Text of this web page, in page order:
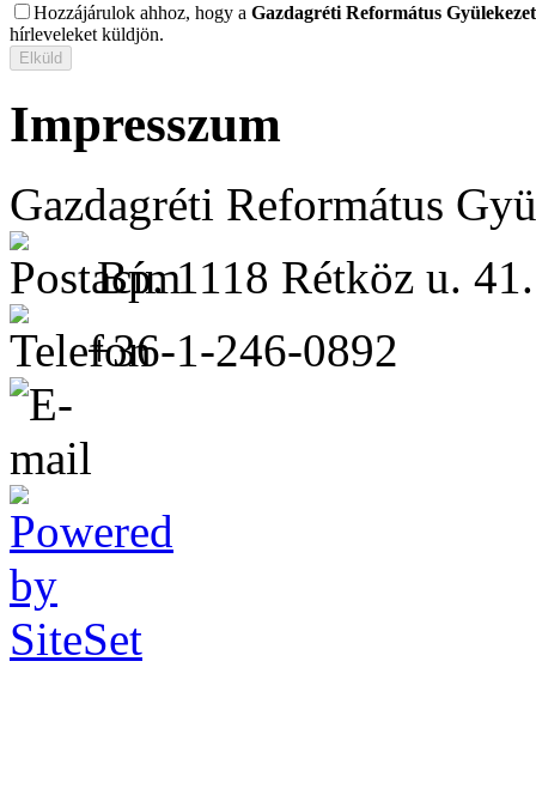
Hozzájárulok ahhoz, hogy a Gazdagréti Református Gyülekezet
hírleveleket küldjön.
Impresszum
Gazdagréti Református
Bp. 1118 Rétköz u. 41.
+36-1-246-0892